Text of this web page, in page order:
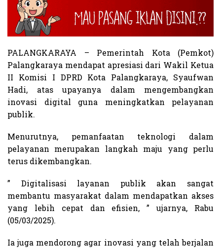
PALANGKARAYA – Pemerintah Kota (Pemkot)
Palangkaraya mendapat apresiasi dari Wakil Ketua
II Komisi I DPRD Kota Palangkaraya, Syaufwan
Hadi, atas upayanya dalam mengembangkan
inovasi digital guna meningkatkan pelayanan
publik.
Menurutnya, pemanfaatan teknologi dalam
pelayanan merupakan langkah maju yang perlu
terus dikembangkan.
” Digitalisasi layanan publik akan sangat
membantu masyarakat dalam mendapatkan akses
yang lebih cepat dan efisien, ” ujarnya, Rabu
(05/03/2025).
Ia juga mendorong agar inovasi yang telah berjalan